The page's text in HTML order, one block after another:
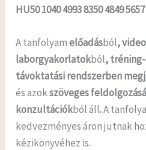
HU50 1040 4993 8350 4849
A tanfolyamelőadásból,
laborgyakorlatokból,
távoktatási rendszerben
és azokszöveges
konzultációkból áll.A
kedvezményes áron jutnak
kézikönyvéhez is.